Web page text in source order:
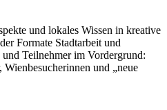
und lokales Wissen in kreative
Formate Stadtarbeit und
Teilnehmer im Vordergrund:
und „neue